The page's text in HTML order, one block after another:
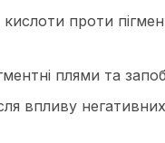
проти
плями та
впливу